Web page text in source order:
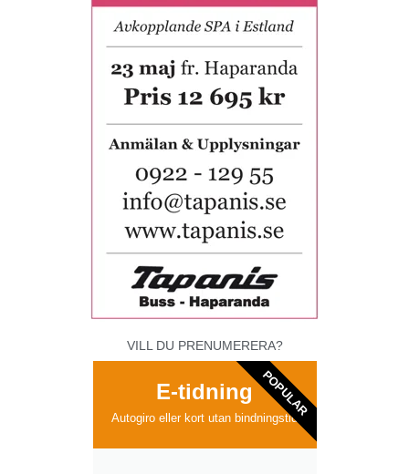
VILL DU PRENUMERERA?
E-tidning
Autogiro eller kort utan bindningstid
POPULAR